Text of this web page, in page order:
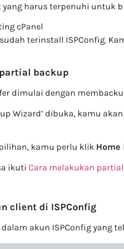
yang harus terpenuhi untuk
cPanel
terinstall ISPConfig.
backup
dimulai dengan
Wizard’ dibuka, kamu
kamu perlu klik Home
ikuti Cara melakukan
client di ISPConfig
akun ISPConfig yang